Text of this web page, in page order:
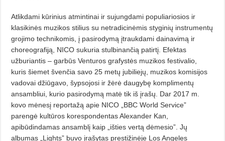
Atlikdami kūrinius atmintinai ir sujungdami populiariosios ir
klasikinės muzikos stilius su netradicinėmis styginių instrumentų
grojimo technikomis, į pasirodymą įtraukdami dainavimą ir
choreografiją, NICO sukuria stulbinančią patirtį. Efektas
užburiantis – garbūs Venturos grafystės muzikos festivalio,
kuris šiemet švenčia savo 25 metų jubiliejų, muzikos komisijos
vadovai džiūgavo, šypsojosi ir žėrė daugybę komplimentų
ansambliui, kurio pasirodymą matė tik iš įrašų. Dar 2017 m.
kovo mėnesį reportažą apie NICO „BBC World Service”
parengė kultūros korespondentas Alexander Kan,
apibūdindamas ansamblį kaip „išties vertą dėmesio”. Jų
albumas „Lights” buvo įrašytas prestižinėje Los Angeles